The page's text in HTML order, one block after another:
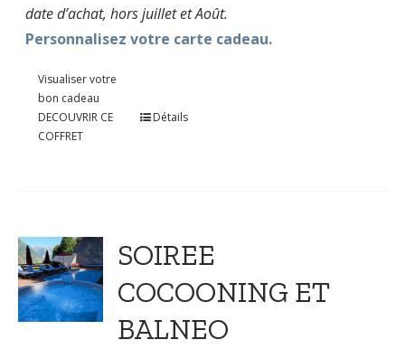
date d’achat, hors juillet et Août.
Personnalisez votre carte cadeau.
Visualiser votre
bon cadeau
DECOUVRIR CE
COFFRET
Détails
SOIREE
COCOONING ET
BALNEO